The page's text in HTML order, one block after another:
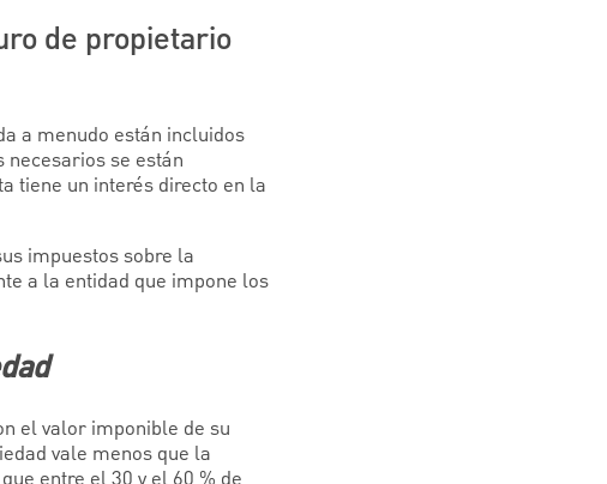
de propietario
a menudo están incluidos
se están
tiene un interés directo en la
impuestos sobre la
a la entidad que impone los
el valor imponible de su
vale menos que la